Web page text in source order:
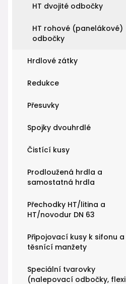
HT dvojité odbočky
HT rohové (panelákové)
odbočky
Hrdlové zátky
Redukce
Přesuvky
Spojky dvouhrdlé
Čistící kusy
Prodloužená hrdla a
samostatná hrdla
Přechodky HT/litina a
HT/novodur DN 63
Připojovací kusy k sifonu a
těsnící manžety
Speciální tvarovky
(nalepovací odbočky, flexi